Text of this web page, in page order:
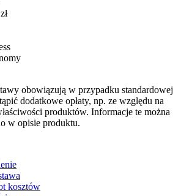
obowiązują w przypadku standardowej
dodatkowe opłaty, np. ze względu na
produktów. Informacje te można
w opisie produktu.
kosztów